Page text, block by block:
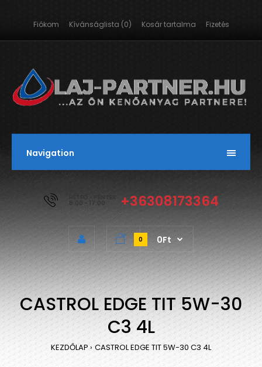
Fiókom Kívánságlista (0) Kosár tartalma Fizetés
Navigation
HÉTFŐ - PÉNTEK
8:00 - 17:00 +36308173364
0 0Ft
CASTROL EDGE TIT 5W-30
C3 4L
KEZDŐLAP CASTROL EDGE TIT 5W-30 C3 4L